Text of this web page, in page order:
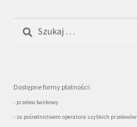
Dostępne formy płatności:
- przelew bankowy
- za pośrednictwem operatora szybkich przelewów